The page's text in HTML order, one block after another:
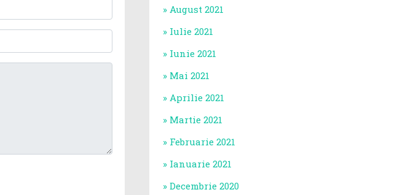
August 2021
Iulie 2021
Iunie 2021
Mai 2021
Aprilie 2021
Martie 2021
Februarie 2021
Ianuarie 2021
Decembrie 2020